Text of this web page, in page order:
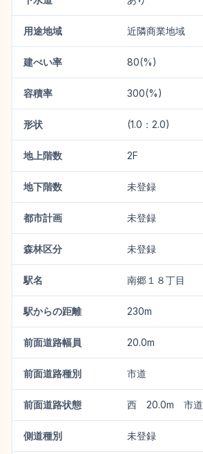
用途地域 近隣商業地域
建ぺい率 80(%)
容積率 300(%)
形状 (1.0：2.0)
地上階数 2F
地下階数 未登録
都市計画 未登録
森林区分 未登録
駅名 南郷１８丁目
駅からの距離 230m
前面道路幅員 20.0m
前面道路種別 市道
前面道路状態 西 20.0m 市道
側道種別 未登録